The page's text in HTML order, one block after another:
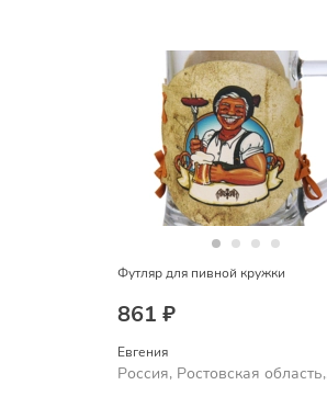
Футляр для пивной кружки
861 ₽
Евгения
Россия, Ростовская область,